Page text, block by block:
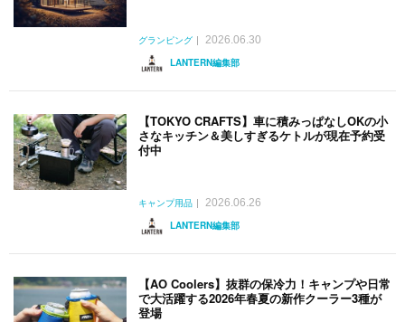
グランピング
2026.06.30
LANTERN編集部
【TOKYO CRAFTS】車に積みっぱなしOKの小
さなキッチン＆美しすぎるケトルが現在予約受
付中
キャンプ用品
2026.06.26
LANTERN編集部
【AO Coolers】抜群の保冷力！キャンプや日常
で大活躍する2026年春夏の新作クーラー3種が
登場